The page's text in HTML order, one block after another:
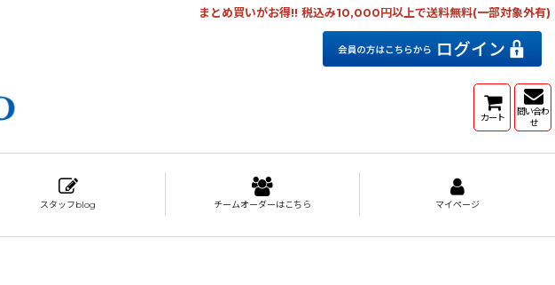
まとめ買いがお得!! 税込み10,000円以上で送料無料(一部対象外有)
カート
問い合わ
せ
スタッフblog チームオーダーはこちら マイページ